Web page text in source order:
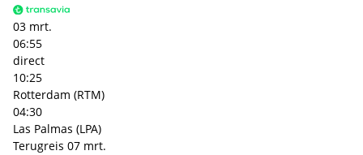
03 mrt.
06:55
direct
10:25
Rotterdam (RTM)
04:30
Las Palmas (LPA)
Terugreis 07 mrt.